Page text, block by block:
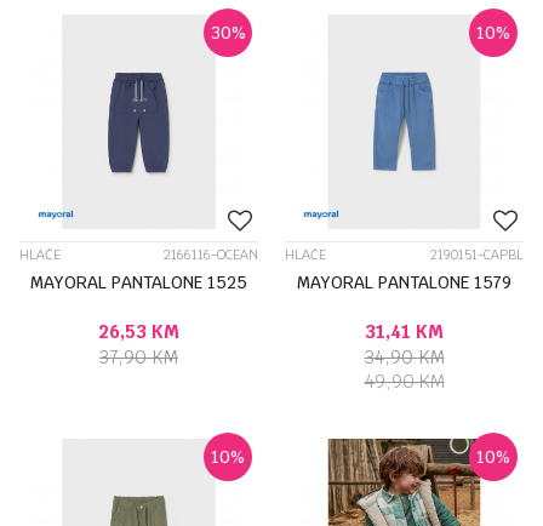
30%
HLAČE 2166116-OCEAN
MAYORAL PANTALONE 1525
26,53 KM
37,90KM
10%
HLAČE 2190151-CAPBL
MAYORAL PANTALONE 1579
31,41 KM
34,90KM
49,90KM
10% 10%